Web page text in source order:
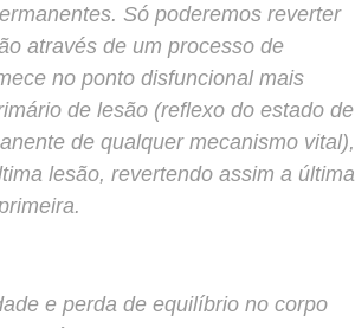
Só poderemos reverter
através de um processo de
no ponto disfuncional mais
de lesão (reflexo do estado de
de qualquer mecanismo vital),
lesão, revertendo assim a última
e perda de equilíbrio no corpo